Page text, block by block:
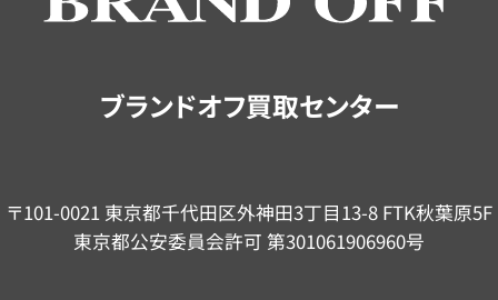
ブランドオフ買取センター
〒101-0021 東京都千代田区外神田3丁目13-8 FTK秋葉原5F
東京都公安委員会許可 第301061906960号